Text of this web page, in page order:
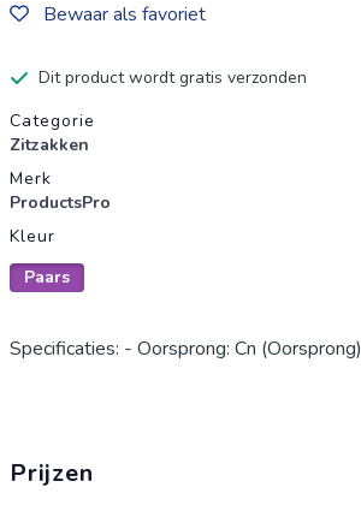
Bewaar als favoriet
Dit product wordt gratis verzonden
Productgegevens
Categorie
Zitzakken
Merk
ProductsPro
Kleur
Paars
Specificaties: - Oorsprong: Cn (Oorsprong)
Prijzen